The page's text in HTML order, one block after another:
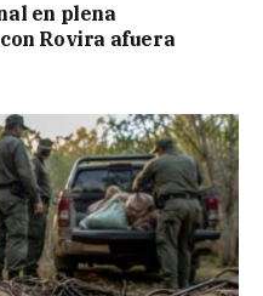
en plena
Rovira afuera